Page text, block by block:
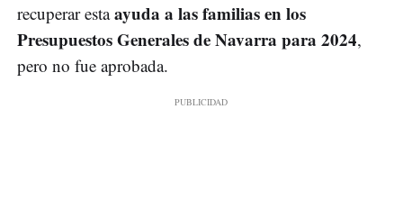
recuperar estaayuda a las familias en los
Presupuestos Generales de Navarra para 2024,
pero no fue aprobada.